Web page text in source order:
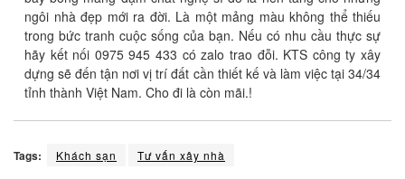
ngôi nhà đẹp mới ra đời. Là một mảng màu không thể thiếu
trong bức tranh cuộc sống của bạn. Nếu có nhu cầu thực sự
hãy kết nối 0975 945 433 có zalo trao đỗi. KTS công ty xây
dựng sẽ đến tận nơi vị trí đất cần thiết kế và làm việc tại 34/34
tỉnh thành Việt Nam. Cho đi là còn mãi.!
Tags: Khách sạn Tư vấn xây nhà